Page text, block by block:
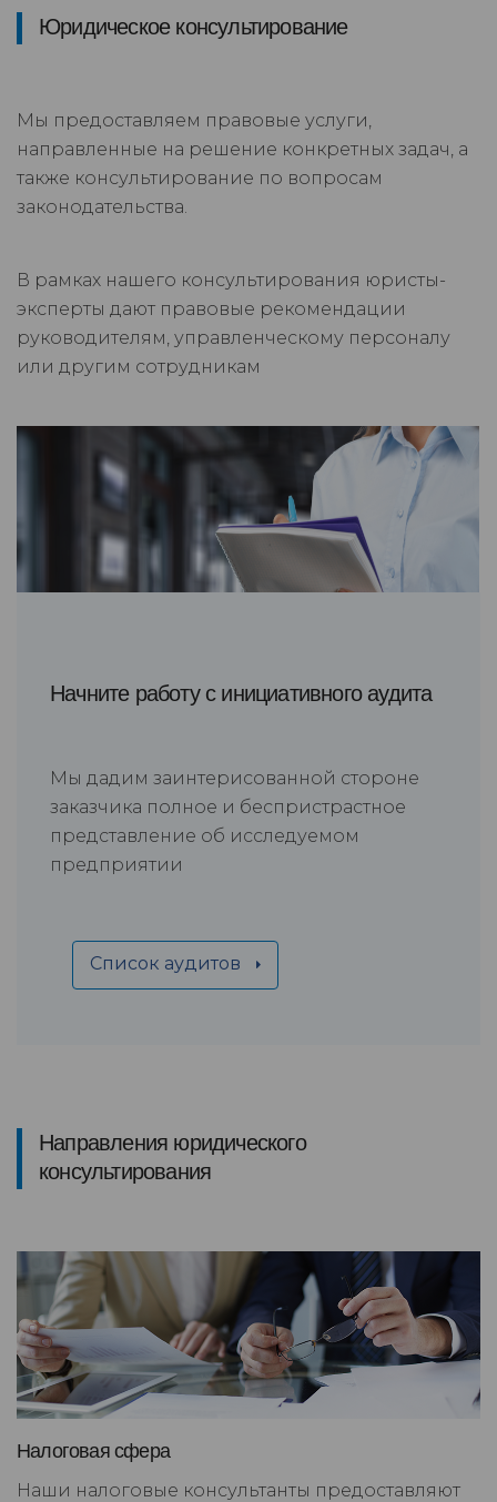
Юридическое консультирование
Мы предоставляем правовые услуги,
направленные на решение конкретных задач, а
также консультирование по вопросам
законодательства.
В рамках нашего консультирования юристы-
эксперты дают правовые рекомендации
руководителям, управленческому персоналу
или другим сотрудникам
Начните работу с инициативного аудита
Мы дадим заинтерисованной стороне
заказчика полное и беспристрастное
представление об исследуемом
предприятии
Список аудитов
Направления юридического
консультирования
Налоговая сфера
Наши налоговые консультанты предоставляют